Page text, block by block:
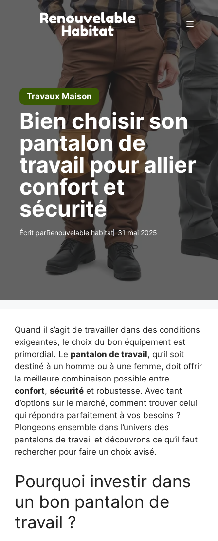
Menu
Travaux Maison
Bien choisir son
pantalon de
travail pour allier
confort et
sécurité
Écrit parRenouvelable habitat 31 mai 2025
Quand il s’agit de travailler dans des conditions
exigeantes, le choix du bon équipement est
primordial. Le pantalon de travail, qu’il soit
destiné à un homme ou à une femme, doit offrir
la meilleure combinaison possible entre
confort, sécurité et robustesse. Avec tant
d’options sur le marché, comment trouver celui
qui répondra parfaitement à vos besoins ?
Plongeons ensemble dans l’univers des
pantalons de travail et découvrons ce qu’il faut
rechercher pour faire un choix avisé.
Pourquoi investir dans
un bon pantalon de
travail ?